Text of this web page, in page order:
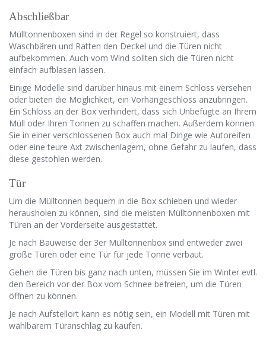
Abschließbar
Mülltonnenboxen sind in der Regel so konstruiert, dass
Waschbären und Ratten den Deckel und die Türen nicht
aufbekommen. Auch vom Wind sollten sich die Türen nicht
einfach aufblasen lassen.
Einige Modelle sind darüber hinaus mit einem Schloss versehen
oder bieten die Möglichkeit, ein Vorhängeschloss anzubringen.
Ein Schloss an der Box verhindert, dass sich Unbefugte an Ihrem
Müll oder Ihren Tonnen zu schaffen machen. Außerdem können
Sie in einer verschlossenen Box auch mal Dinge wie Autoreifen
oder eine teure Axt zwischenlagern, ohne Gefahr zu laufen, dass
diese gestohlen werden.
Tür
Um die Mülltonnen bequem in die Box schieben und wieder
herausholen zu können, sind die meisten Mülltonnenboxen mit
Türen an der Vorderseite ausgestattet.
Je nach Bauweise der 3er Mülltonnenbox sind entweder zwei
große Türen oder eine Tür für jede Tonne verbaut.
Gehen die Türen bis ganz nach unten, müssen Sie im Winter evtl.
den Bereich vor der Box vom Schnee befreien, um die Türen
öffnen zu können.
Je nach Aufstellort kann es nötig sein, ein Modell mit Türen mit
wählbarem Türanschlag zu kaufen.